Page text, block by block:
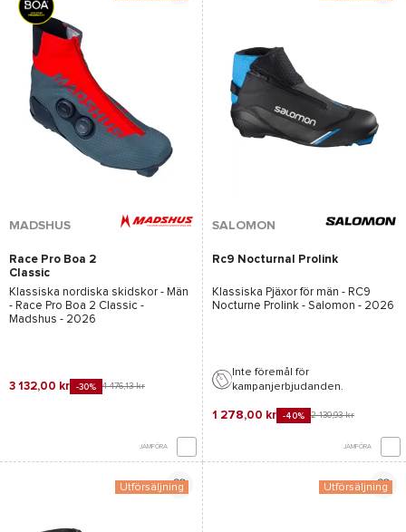
MADSHUS
Race Pro Boa 2
Classic
Klassiska nordiska skidskor - Män
- Race Pro Boa 2 Classic -
Madshus - 2026
3 132,00 kr -30% 4 476,13 kr
JÄMFÖRA
SALOMON
Rc9 Nocturnal Prolink
Klassiska Pjäxor för män - RC9
Nocturne Prolink - Salomon - 2026
Inte föremål för
kampanjerbjudanden.
1 278,00 kr -40% 2 130,93 kr
JÄMFÖRA
Utförsäljning Utförsäljning